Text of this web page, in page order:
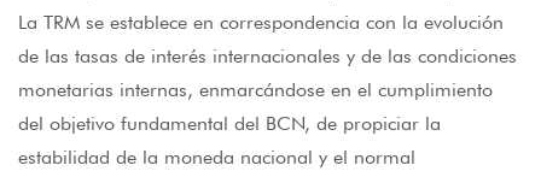
La TRM se establece en correspondencia con la evolución
de las tasas de interés internacionales y de las condiciones
monetarias internas, enmarcándose en el cumplimiento
del objetivo fundamental del BCN, de propiciar la
estabilidad de la moneda nacional y el normal